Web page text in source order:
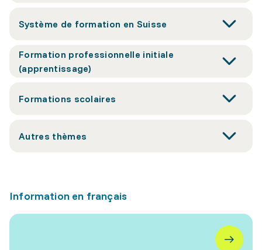
Système de formation en Suisse
Formation professionnelle initiale
(apprentissage)
Formations scolaires
Autres thèmes
Information en français